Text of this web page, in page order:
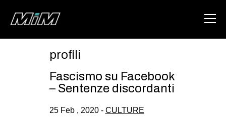
ABOUT
AREA
profili
Fascismo su Facebook
– Sentenze discordanti
25 Feb , 2020 - CULTURE